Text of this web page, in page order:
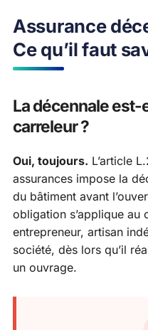
Assurance
Ce qu’il faut
La décennale est-
carreleur ?
Oui, toujours. L’article
assurances impose la
du bâtiment avant
obligation s’applique au
entrepreneur, artisan
société, dès lors qu’il
un ouvrage.